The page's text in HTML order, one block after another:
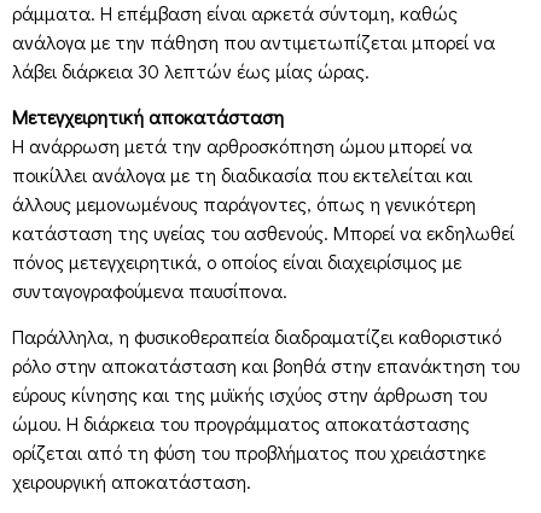
ράμματα. Η επέμβαση είναι αρκετά σύντομη, καθώς
ανάλογα με την πάθηση που αντιμετωπίζεται μπορεί να
λάβει διάρκεια 30 λεπτών έως μίας ώρας.
Μετεγχειρητική αποκατάσταση
Η ανάρρωση μετά την αρθροσκόπηση ώμου μπορεί να
ποικίλλει ανάλογα με τη διαδικασία που εκτελείται και
άλλους μεμονωμένους παράγοντες, όπως η γενικότερη
κατάσταση της υγείας του ασθενούς. Μπορεί να εκδηλωθεί
πόνος μετεγχειρητικά, ο οποίος είναι διαχειρίσιμος με
συνταγογραφούμενα παυσίπονα.
Παράλληλα, η φυσικοθεραπεία διαδραματίζει καθοριστικό
ρόλο στην αποκατάσταση και βοηθά στην επανάκτηση του
εύρους κίνησης και της μυϊκής ισχύος στην άρθρωση του
ώμου. Η διάρκεια του προγράμματος αποκατάστασης
ορίζεται από τη φύση του προβλήματος που χρειάστηκε
χειρουργική αποκατάσταση.